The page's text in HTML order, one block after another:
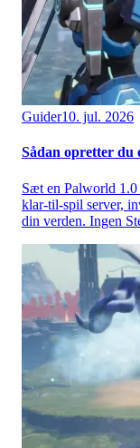
Guider10. jul. 2026
Sådan opretter du
Sæt en Palworld 1.0
klar-til-spil server,
din verden. Ingen